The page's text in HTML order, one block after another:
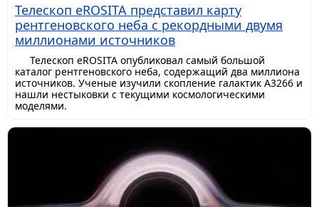
Телескоп eROSITA представил карту
рентгеновского неба с рекордными двумя
миллионами источников
Телескоп eROSITA опубликовал самый большой
каталог рентгеновского неба, содержащий два миллиона
источников. Ученые изучили скопление галактик A3266 и
нашли нестыковки с текущими космологическими
моделями.